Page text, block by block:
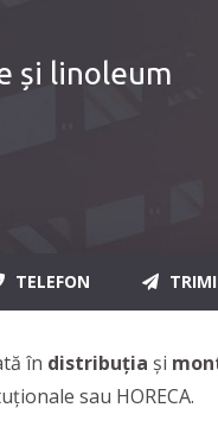
și linoleum
TELEFON
în distribuția și
sau HORECA.